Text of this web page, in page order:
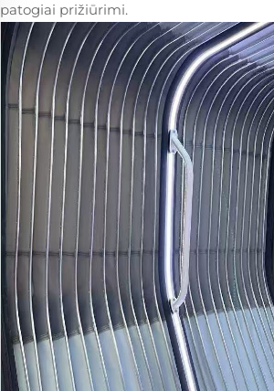
patogiai prižiūrimi.